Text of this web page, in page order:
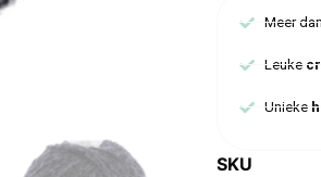
Meer dan
Leuke
Unieke
SKU